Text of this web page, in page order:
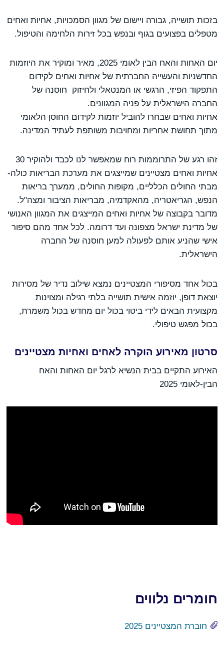
בזכות תושייה, גבורה ויישום של מגוון הסמכויות, אחיות ואחים
מטפלים בפצועים בגוף ובנפש בכל זירות הלחימה והטיפול.
יום האחות והאח הבין לאומי 2025, מאיר ומוקיר את היוזמות
החדשניות והעשייה החברתית של אחיות ואחים לקידום
התפקוד הפיזי, הרגשי או המנטאלי ולחיזוק חוסנה של
החברה הישראלית על פניה המגוונים.
אחיות ואחים שבחרו להוביל יוזמות לקידום החוסן הלאומי
מתוך תחושת אחריות ומחויבות משותפת לעתיד המדינה.
זהו רגע של התרוממות רוח שמאפשר לנו לכבד ולהוקיר 30
אחיות ואחים מצטיינים שמייצגים את מערכת הבריאות כולה-
מבתי החולים הכלליים, מקופות החולים, ממערך בריאות
הנפש, הגריאטריה, מהאקדמיה, מבריאות הציבור ומצה"ל.
מדובר בקבוצה של אחיות ואחים המייצגים את המגוון האנושי
של מדינת ישראל מצפונה ועד דרומה. לכל אחד מהם סיפור
אישי שהניע אותם לפעולה למען חוסנה של החברה
הישראלית.
בכול אחד מסיפורי המצטיינים נמצא שילוב נדיר של מסירות
יוצאת דופן, יוזמה אישית תושייה בלתי רגילה ומצוינות
מקצועית הבאים לידי ביטוי בכול יום מחדש בכול משמרת,
בכול מפגש טיפולי.
סרטון מאירוע הוקרה לאחים ואחיות מצטיינים
האירוע התקיים בבית הנשיא לרגל יום האחות והאח
הבין-לאומי 2025
חומרים נלווים
חוברת המצטיינים 2025